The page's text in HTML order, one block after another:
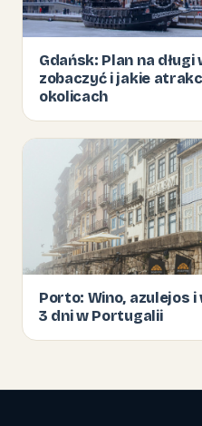
Gdańsk: Plan na długi
zobaczyć i jakie
okolicach
Porto: Wino, azulejos
3 dni w Portugalii